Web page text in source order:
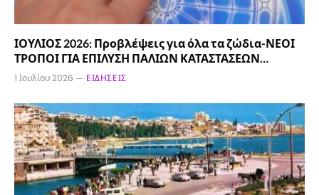
ΙΟΥΛΙΟΣ 2026: Προβλέψεις για όλα τα ζώδια-ΝΕΟΙ
ΤΡΟΠΟΙ ΓΙΑ ΕΠΙΛΥΣΗ ΠΑΛΙΩΝ ΚΑΤΑΣΤΑΣΕΩΝ…
1 Ιουλίου 2026 ΕΙΔΉΣΕΙΣ